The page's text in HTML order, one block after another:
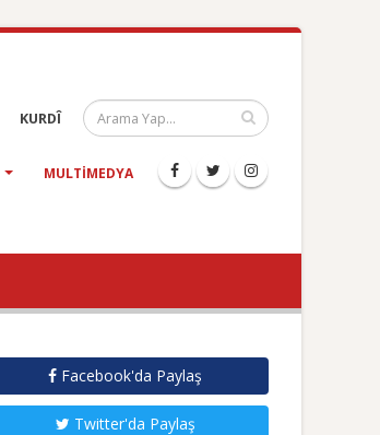
KURDÎ
MULTIMEDYA
Facebook'da Paylaş
Twitter'da Paylaş